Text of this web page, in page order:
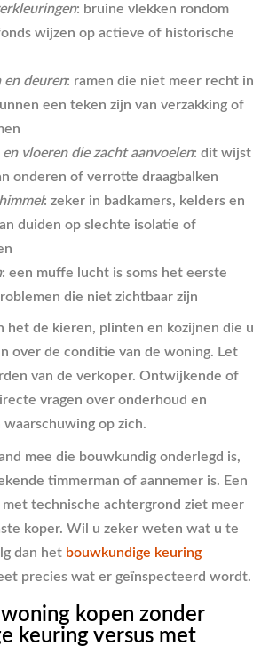
: bruine vlekken rondom
wijzen op actieve of historische
en deuren: ramen die niet meer recht in
een teken zijn van verzakking of
vloeren die zacht aanvoelen: dit wijst
onderen of verrotte draagbalken
: zeker in badkamers, kelders en
duiden op slechte isolatie of
: een muffe lucht is soms het eerste
die niet zichtbaar zijn
het de kieren, plinten en kozijnen die u
over de conditie van de woning. Let
van de verkoper. Ontwijkende of
vragen over onderhoud en
op zich.
mee die bouwkundig onderlegd is,
timmerman of aannemer is. Een
technische achtergrond ziet meer
koper. Wil u zeker weten wat u te
dan het bouwkundige keuring
precies wat er geïnspecteerd wordt.
kopen zonder
keuring versus met